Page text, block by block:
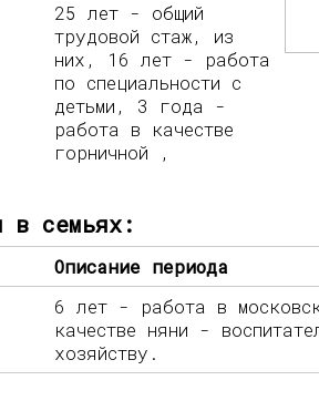
25 лет - общий
трудовой стаж, из
них, 16 лет - работа
по специальности с
детьми, 3 года -
работа в качестве
горничной ,
в семьях:
Описание периода
6 лет - работа в
качестве няни -
хозяйству.